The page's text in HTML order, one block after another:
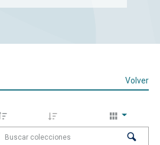
Volver